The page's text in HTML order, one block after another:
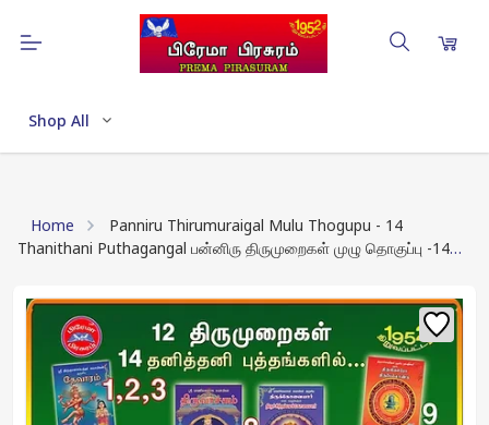
Shop All
Home
Panniru Thirumuraigal Mulu Thogupu - 14
Thanithani Puthagangal பன்னிரு திருமுறைகள் முழு தொகுப்பு -14